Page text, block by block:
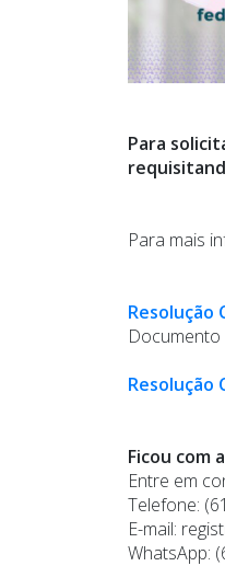
Para
Para mais
Resolução
Resolução
Ficou com
Entre em
Telefone:
E-mail:
WhatsApp: